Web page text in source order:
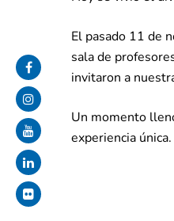
El pasado 11 de
sala de
invitaron a
Un momento
experiencia única.